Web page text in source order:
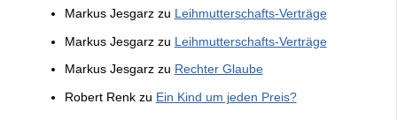
Markus Jesgarzzu Leihmutterschafts-Verträge
Markus Jesgarzzu Leihmutterschafts-Verträge
Markus Jesgarzzu Rechter Glaube
Robert Renkzu Ein Kind um jeden Preis?